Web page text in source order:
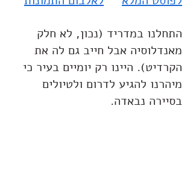
התחלנו במדריד (נכון, לא חלק
מאנדלוסיה אבל חייב גם לה את
הקרדיט). היינו רק יומיים בעיר כי
מיהרנו להגיע לדרום ולטיולים
בסיירה נבאדה.